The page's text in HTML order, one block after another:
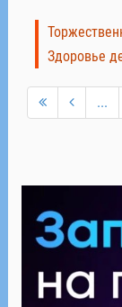
Здоровье
...